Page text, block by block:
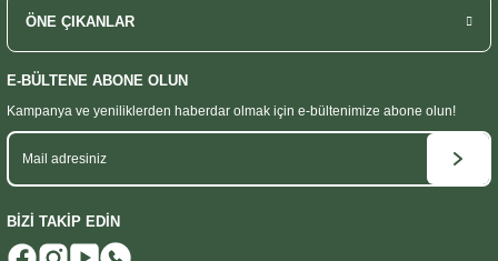
ÖNE ÇIKANLAR
E-BÜLTENE ABONE OLUN
Kampanya ve yeniliklerden haberdar olmak için e-bültenimize abone olun!
BİZİ TAKİP EDİN